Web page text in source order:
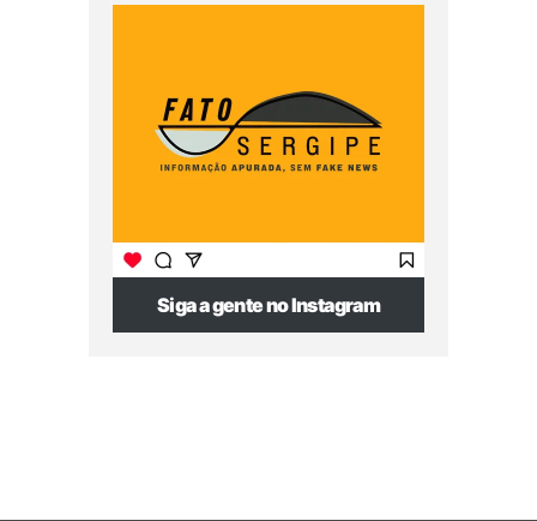
Siga a gente no Instagram